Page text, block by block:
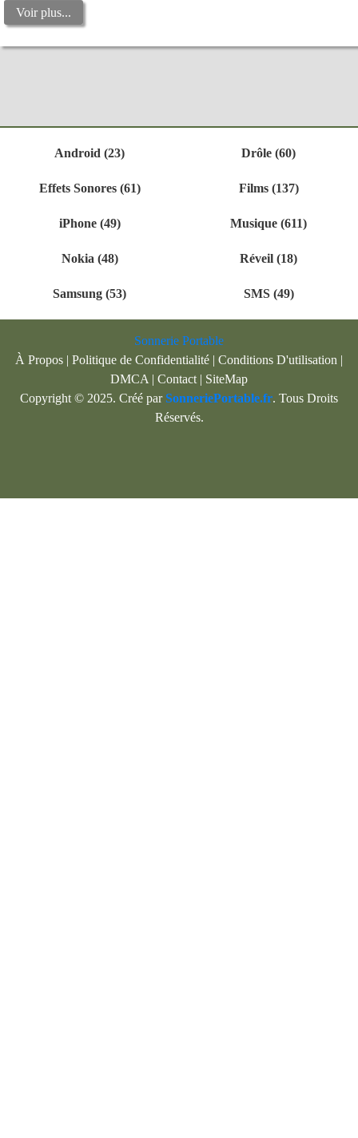
Voir plus...
Android (23) Drôle (60)
Effets Sonores (61) Films (137)
iPhone (49) Musique (611)
Nokia (48) Réveil (18)
Samsung (53) SMS (49)
Sonnerie Portable
À Propos | Politique de Confidentialité | Conditions D'utilisation |
DMCA | Contact | SiteMap
Copyright © 2025. Créé parSonneriePortable.fr. Tous Droits
Réservés.